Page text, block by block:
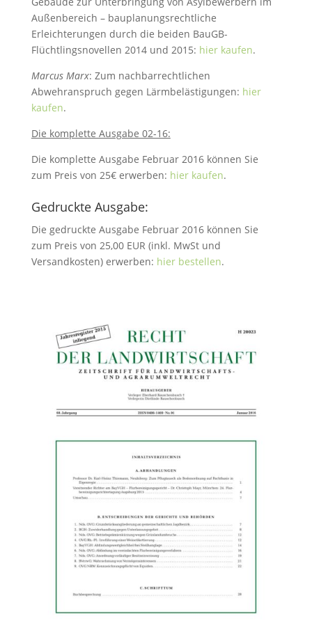
Außenbereich – bauplanungsrechtliche
Erleichterungen durch die beiden BauGB-
Flüchtlingsnovellen 2014 und 2015: hier kaufen.
Marcus Marx: Zum nachbarrechtlichen
Abwehranspruch gegen Lärmbelästigungen: hier
kaufen.
Die komplette Ausgabe 02-16:
Die komplette Ausgabe Februar 2016 können Sie
zum Preis von 25€ erwerben: hier kaufen.
Gedruckte Ausgabe:
Die gedruckte Ausgabe Februar 2016 können Sie
zum Preis von 25,00 EUR (inkl. MwSt und
Versandkosten) erwerben: hier bestellen.